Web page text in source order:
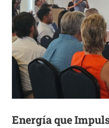
Energía que